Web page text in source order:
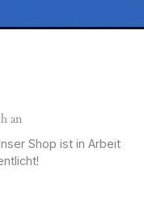
an
Shop ist in Arbeit